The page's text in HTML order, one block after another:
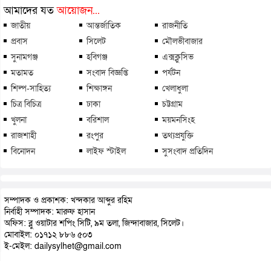
আমাদের যতআয়োজন...
জাতীয় আন্তর্জাতিক
রাজনীতি
প্রবাস
সিলেট
মৌলভীবাজার
সুনামগঞ্জ
হবিগঞ্জ
এক্সক্লুসিভ
মতামত
সংবাদ বিজ্ঞপ্তি
পর্যটন
শিল্প-সাহিত্য
শিক্ষাঙ্গন
খেলাধুলা
চিত্র বিচিত্র
ঢাকা
চট্টগ্রাম
খুলনা
বরিশাল
ময়মনসিংহ
রাজশাহী
রংপুর
তথ্যপ্রযুক্তি
বিনোদন
লাইফ স্টাইল সুসংবাদ প্রতিদিন
সম্পাদক ও প্রকাশক: খন্দকার আব্দুর রহিম
নির্বাহী সম্পাদক: মারুফ হাসান
অফিস: ব্লু ওয়াটার শপিং সিটি, ৯ম তলা, জিন্দাবাজার, সিলেট।
মোবাইল: ০১৭১২ ৮৮৬ ৫০৩
ই-মেইল: dailysylhet@gmail.com